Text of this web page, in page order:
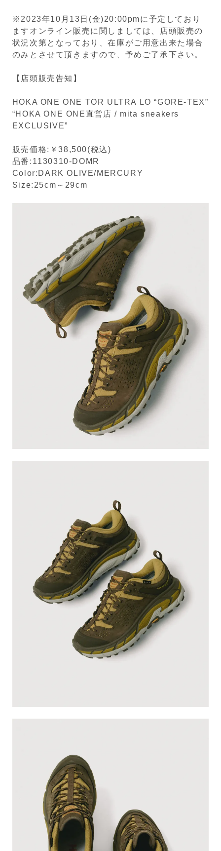
※2023年10月13日(金)20:00pmに予定しており
ますオンライン販売に関しましては、店頭販売の
状況次第となっており、在庫がご用意出来た場合
のみとさせて頂きますので、予めご了承下さい。
【店頭販売告知】
HOKA ONE ONE TOR ULTRA LO “GORE-TEX”
“HOKA ONE ONE直営店 / mita sneakers
EXCLUSIVE”
販売価格:￥38,500(税込)
品番:1130310-DOMR
Color:DARK OLIVE/MERCURY
Size:25cm～29cm